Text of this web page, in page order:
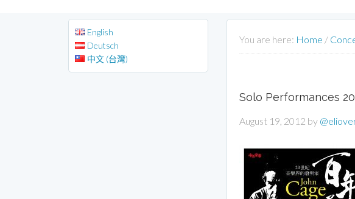
You are here: Home /
Solo Performances
August 19, 2012 by
English
Deutsch
中文 (台灣)